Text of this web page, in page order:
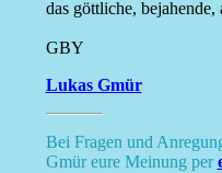
das göttliche,
GBY
Lukas Gmür
Bei Fragen und
Gmür eure Meinung per